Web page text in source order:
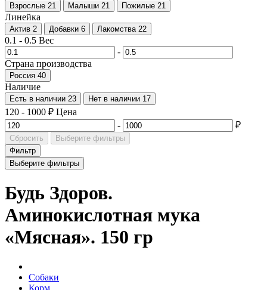
Взрослые 21 Малыши 21 Пожилые 21
Линейка
Актив 2 Добавки 6 Лакомства 22
0.1 - 0.5 Вес
-
Страна производства
Россия 40
Наличие
Есть в наличии 23 Нет в наличии 17
120 - 1000 ₽ Цена
-
₽
Сбросить
Выберите фильтры
Фильтр
Выберите фильтры
Будь Здоров.
Аминокислотная мука
«Мясная». 150 гр
Собаки
Корм